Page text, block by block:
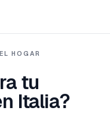
HOGAR
tu
Italia?